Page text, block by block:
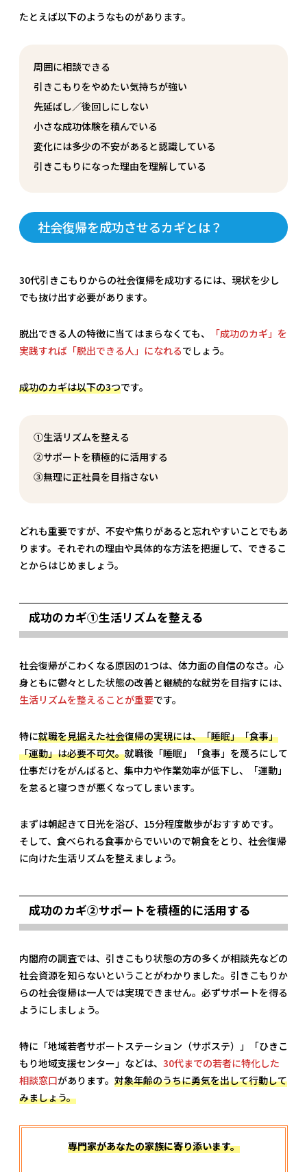
たとえば以下のようなものがあります。
周囲に相談できる
引きこもりをやめたい気持ちが強い
先延ばし／後回しにしない
小さな成功体験を積んでいる
変化には多少の不安があると認識している
引きこもりになった理由を理解している
社会復帰を成功させるカギとは？
30代引きこもりからの社会復帰を成功するには、現状を少し
でも抜け出す必要があります。
脱出できる人の特徴に当てはまらなくても、
「成功のカギ」を
実践すれば「脱出できる人」になれるでしょう。
成功のカギは以下の3つです。
①生活リズムを整える
②サポートを積極的に活用する
③無理に正社員を目指さない
どれも重要ですが、不安や焦りがあると忘れやすいことでもあ
ります。それぞれの理由や具体的な方法を把握して、できるこ
とからはじめましょう。
成功のカギ①生活リズムを整える
社会復帰がこわくなる原因の1つは、体力面の自信のなさ。心
身ともに鬱々とした状態の改善と継続的な就労を目指すには、
生活リズムを整えることが重要です。
特に就職を見据えた社会復帰の実現には、「睡眠」「食事」
「運動」は必要不可欠。就職後「睡眠」「食事」を蔑ろにして
仕事だけをがんばると、集中力や作業効率が低下し、「運動」
を怠ると寝つきが悪くなってしまいます。
まずは朝起きて日光を浴び、15分程度散歩がおすすめです。
そして、食べられる食事からでいいので朝食をとり、社会復帰
に向けた生活リズムを整えましょう。
成功のカギ②サポートを積極的に活用する
内閣府の調査では、引きこもり状態の方の多くが相談先などの
社会資源を知らないということがわかりました。引きこもりか
らの社会復帰は一人では実現できません。必ずサポートを得る
ようにしましょう。
特に「地域若者サポートステーション（サポステ）」「ひきこ
もり地域支援センター」などは、 30代までの若者に特化した
相談窓口があります。 対象年齢のうちに勇気を出して行動して
みましょう。
専門家があなたの家族に寄り添います。